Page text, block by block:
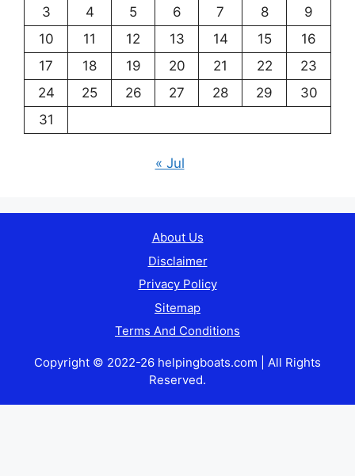
3
4 5 6 7 8
9
10
11 12 13 14 15
16
17
18 19 20 21 22
23
24
25 26 27 28 29
30
31
« Jul
About Us
Disclaimer
Privacy Policy
Sitemap
Terms And Conditions
Copyright © 2022-26 helpingboats.com | All Rights
Reserved.